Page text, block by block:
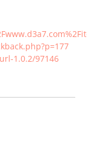
1.0.2/97146